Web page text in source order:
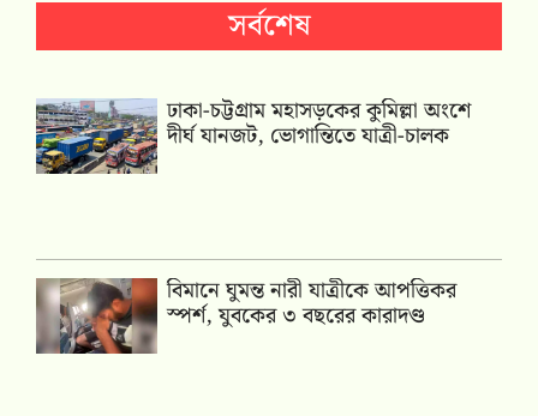
সর্বশেষ
ঢাকা-চট্টগ্রাম মহাসড়কের কুমিল্লা অংশে
দীর্ঘ যানজট, ভোগান্তিতে যাত্রী-চালক
বিমানে ঘুমন্ত নারী যাত্রীকে আপত্তিকর
স্পর্শ, যুবকের ৩ বছরের কারাদণ্ড